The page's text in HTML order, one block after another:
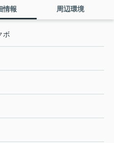
情報 周辺環境
ボ